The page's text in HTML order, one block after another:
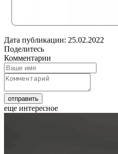
Дата публикации: 25.02.2022
Поделитесь
Комментарии
еще интересное